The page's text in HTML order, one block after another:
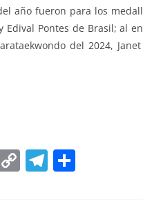
año fueron para los
Edival Pontes de Brasil; al
del 2024,
C T